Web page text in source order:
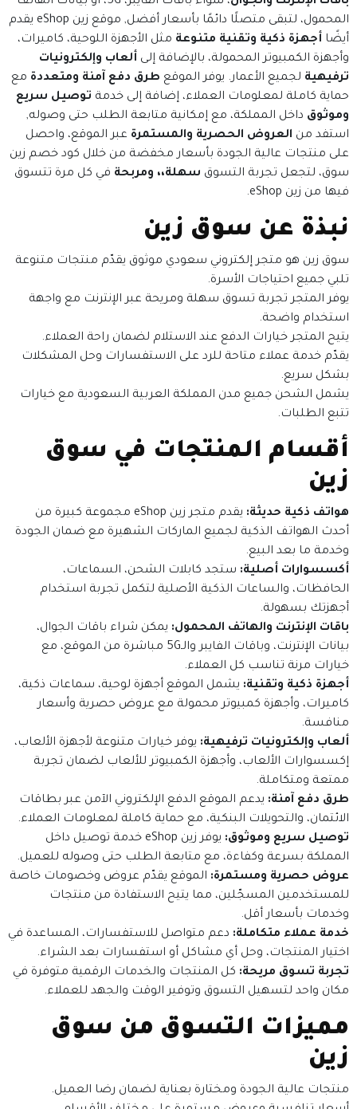
المحمول، لتبقى متصلًا دائمًا بأسعار أفضل, موقع زين eShop يقدم
أيضًا أجهزة ذكية وتقنية متنوعة مثل الأجهزة اللوحية، كاميرات،
وأجهزة الكمبيوتر المحمولة، بالإضافة إلى ألعاب وإلكترونيات
ترفيهية لجميع الأعمار. يوفر الموقع طرق دفع آمنة ومتعددة مع
حماية كاملة لمعلومات العملاء، إضافة إلى خدمة توصيل سريع
وموثوق داخل المملكة، مع إمكانية متابعة الطلب حتى وصوله,
استفد من العروض الحصرية والمستمرة عبر الموقع، واحصل
على منتجات عالية الجودة بأسعار مخفضة من خلال كود خصم زين
سوق، لتجعل تجربة التسوق سهلة،، ومربحة في كل مرة تتسوق
فيها من زين eShop.
نبذة عن سوق زين
سوق زين هو متجر إلكتروني سعودي موثوق يقدّم منتجات متنوعة
تلبي جميع احتياجات الأسرة.
يوفر المتجر تجربة تسوق سهلة ومريحة عبر الإنترنت مع واجهة
استخدام واضحة.
يتيح المتجر خيارات الدفع عند الاستلام لضمان راحة العملاء.
يقدّم خدمة عملاء متاحة للرد على الاستفسارات وحل المشكلات
بشكل سريع.
يشمل الشحن جميع مدن المملكة العربية السعودية مع خيارات
تتبع الطلبات.
أقسام المنتجات في سوق
زين
هواتف ذكية حديثة:
يقدم متجر زين eShop مجموعة كبيرة من
أحدث الهواتف الذكية لجميع الماركات الشهيرة مع ضمان الجودة
وخدمة ما بعد البيع.
أكسسوارات أصلية: ستجد كابلات الشحن، السماعات،
الحافظات، والساعات الذكية الأصلية لتكمل تجربة استخدام
أجهزتك بسهولة.
باقات الإنترنت والهاتف المحمول: يمكن شراء باقات الجوال،
بيانات الإنترنت، وباقات الفايبر والـ5G مباشرة من الموقع، مع
خيارات مرنة تناسب كل العملاء.
أجهزة ذكية وتقنية: يشمل الموقع أجهزة لوحية، سماعات ذكية،
كاميرات، وأجهزة كمبيوتر محمولة مع عروض حصرية وأسعار
منافسة.
ألعاب وإلكترونيات ترفيهية: يوفر خيارات متنوعة لأجهزة الألعاب،
إكسسوارات الألعاب، وأجهزة الكمبيوتر للألعاب لضمان تجربة
ممتعة ومتكاملة.
طرق دفع آمنة: يدعم الموقع الدفع الإلكتروني الآمن عبر بطاقات
الائتمان، والتحويلات البنكية، مع حماية كاملة لمعلومات العملاء.
توصيل سريع وموثوق:
يوفر زين eShop خدمة توصيل داخل
المملكة بسرعة وكفاءة، مع متابعة الطلب حتى وصوله للعميل.
عروض حصرية ومستمرة: الموقع يقدّم عروض وخصومات خاصة
للمستخدمين المسجّلين، مما يتيح الاستفادة من منتجات
وخدمات بأسعار أقل.
خدمة عملاء متكاملة: دعم متواصل للاستفسارات، المساعدة في
اختيار المنتجات، وحل أي مشاكل أو استفسارات بعد الشراء.
تجربة تسوق مريحة: كل المنتجات والخدمات الرقمية متوفرة في
مكان واحد لتسهيل التسوق وتوفير الوقت والجهد للعملاء.
مميزات التسوق من سوق
زين
منتجات عالية الجودة ومختارة بعناية لضمان رضا العميل.